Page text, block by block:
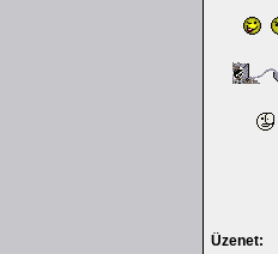
Üzenet: